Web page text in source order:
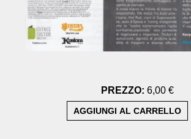
PREZZO: 6,00 €